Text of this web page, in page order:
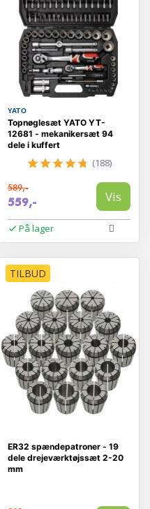
YATO
Topnøglesæt YATO YT-
12681 - mekanikersæt 94
dele i kuffert
(188)
589,-
559,- Vis
På lager
TILBUD
ER32 spændepatroner - 19
dele drejeværktøjssæt 2-20
mm